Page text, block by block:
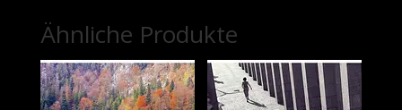
Ähnliche Produkte